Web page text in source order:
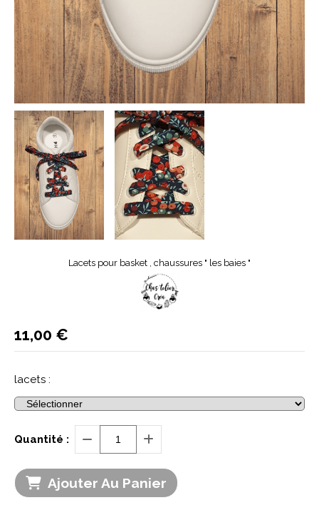
Lacets pour basket , chaussures " les baies "
lacets :
11,00 €
Quantité :
Ajouter Au Panier